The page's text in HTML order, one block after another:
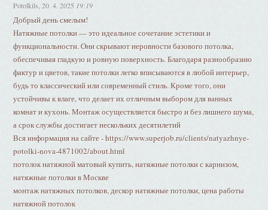
Potolkils ,20. 4. 2025 19:19
Добрый день смелым!
Натяжные потолки — это идеальное сочетание эстетики и
функциональности. Они скрывают неровности базового потолка,
обеспечивая гладкую и ровную поверхность. Благодаря разнообразию
фактур и цветов, такие потолки легко вписываются в любой интерьер,
будь то классический или современный стиль. Кроме того, они
устойчивы к влаге, что делает их отличным выбором для ванных
комнат и кухонь. Монтаж осуществляется быстро и без лишнего шума,
а срок службы достигает нескольких десятилетий
Вся информация на сайте - https://www.superjob.ru/clients/natyazhnye-
potolki-nova-4871002/about.html
потолок натяжной матовый купить, натяжные потолки с карнизом,
натяжные потолки в Москве
монтаж натяжных потолков, дескор натяжные потолки, цена работы
натяжной потолок